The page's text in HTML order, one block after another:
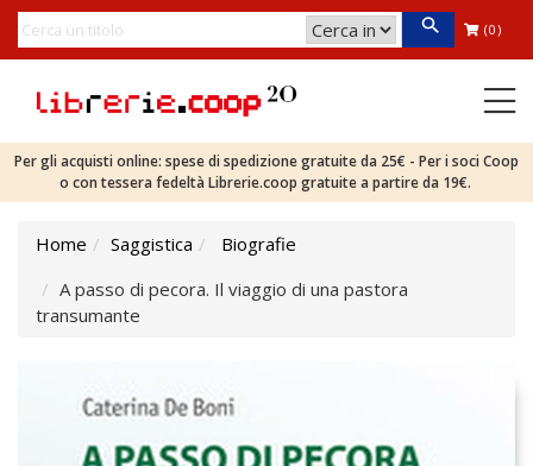
(0)
Per gli acquisti online: spese di spedizione gratuite da 25€ - Per i soci Coop
o con tessera fedeltà Librerie.coop gratuite a partire da 19€.
Home Saggistica
Biografie
A passo di pecora. Il viaggio di una pastora
transumante